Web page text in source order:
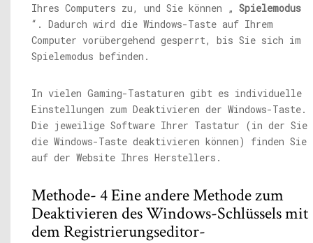
Ihres Computers zu, und Sie können „ Spielemodus
“. Dadurch wird die Windows-Taste auf Ihrem
Computer vorübergehend gesperrt, bis Sie sich im
Spielemodus befinden.
In vielen Gaming-Tastaturen gibt es individuelle
Einstellungen zum Deaktivieren der Windows-Taste.
Die jeweilige Software Ihrer Tastatur (in der Sie
die Windows-Taste deaktivieren können) finden Sie
auf der Website Ihres Herstellers.
Methode- 4 Eine andere Methode zum
Deaktivieren des Windows-Schlüssels mit
dem Registrierungseditor-